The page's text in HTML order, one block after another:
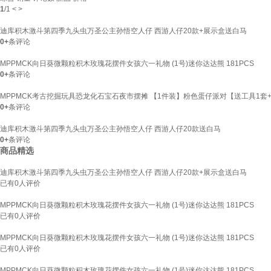
1/1 < >
迪库积木激斗第四季九头虫万圣公主孙悟空人仔 西游人仔20款+展示盒送白马
0+条评论
MPPMCK向日葵微颗粒积木玫瑰花摆件女孩六一礼物 (1号)迷你达达熊 181PCS
0+条评论
MPPMCK考古挖掘玩具恐龙化石宝石夜市摆摊 【1件装】粉色蛋仔派对【送工具1套
0+条评论
迪库积木激斗第四季九头虫万圣公主孙悟空人仔 西游人仔20款送白马
0+条评论
商品精选
迪库积木激斗第四季九头虫万圣公主孙悟空人仔 西游人仔20款+展示盒送白马
已有0人评价
MPPMCK向日葵微颗粒积木玫瑰花摆件女孩六一礼物 (1号)迷你达达熊 181PCS
已有0人评价
MPPMCK向日葵微颗粒积木玫瑰花摆件女孩六一礼物 (1号)迷你达达熊 181PCS
已有0人评价